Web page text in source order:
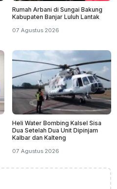
Rumah Arbani di Sungai Bakung
Kabupaten Banjar Luluh Lantak
07 Agustus 2026
Heli Water Bombing Kalsel Sisa
Dua Setelah Dua Unit Dipinjam
Kalbar dan Kalteng
07 Agustus 2026